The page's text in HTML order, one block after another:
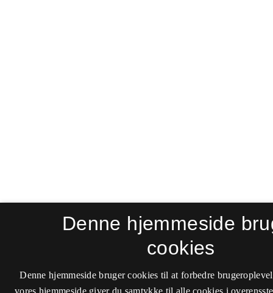
Denne hjemmeside
cookies
Denne hjemmeside bruger cookies til at forbedre
vores hjemmeside giver du samtykke til alle cookies i